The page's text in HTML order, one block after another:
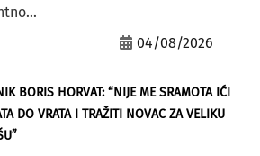
04/08/2026
BORIS HORVAT: “NIJE ME SRAMOTA IĆI
DO VRATA I TRAŽITI NOVAC ZA VELIKU